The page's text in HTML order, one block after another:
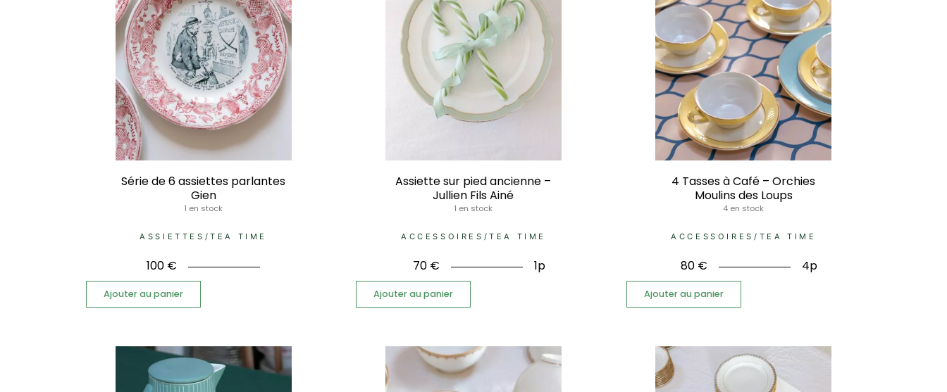
Série de 6 assiettes parlantes
Gien
1 en stock
ASSIETTES /TEA TIME
100 €
Ajouter au panier
Assiette sur pied ancienne –
Jullien Fils Ainé
1 en stock
ACCESSOIRES /TEA TIME
70 € 1p
Ajouter au panier
4 Tasses à Café – Orchies
Moulins des Loups
4 en stock
ACCESSOIRES / TEA TIME
80 € 4p
Ajouter au panier